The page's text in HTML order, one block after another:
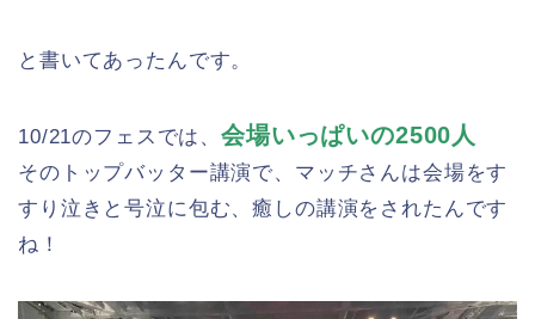
と書いてあったんです。
10/21のフェスでは、会場いっぱいの2500人
そのトップバッター講演で、マッチさんは会場をす
すり泣きと号泣に包む、癒しの講演をされたんです
ね！